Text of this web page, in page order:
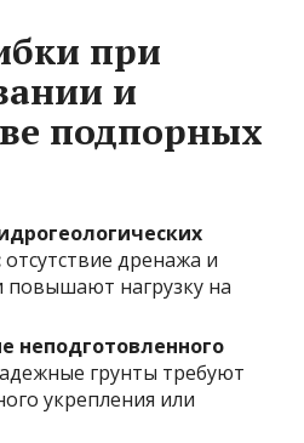
при
и
подпорных
отсутствие дренажа и
повышают нагрузку на
неподготовленного
грунты требуют
укрепления или